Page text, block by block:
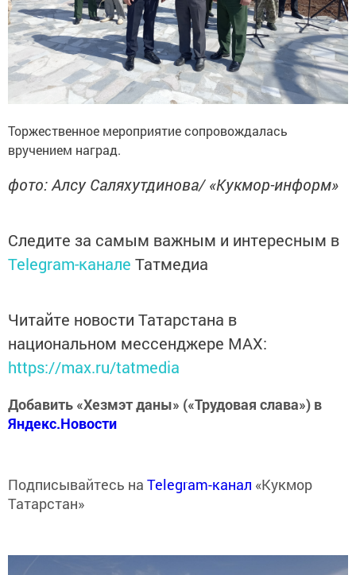
Торжественное мероприятие сопровождалась
вручением наград.
фото: Алсу Саляхутдинова/ «Кукмор-информ»
Следите за самым важным и интересным в
Telegram-канале Татмедиа
Читайте новости Татарстана в
национальном мессенджере MАХ:
https://max.ru/tatmedia
Добавить «Хезмэт даны» («Трудовая слава») в
Яндекс.Новости
Подписывайтесь на Telegram-канал «Кукмор
Татарстан»